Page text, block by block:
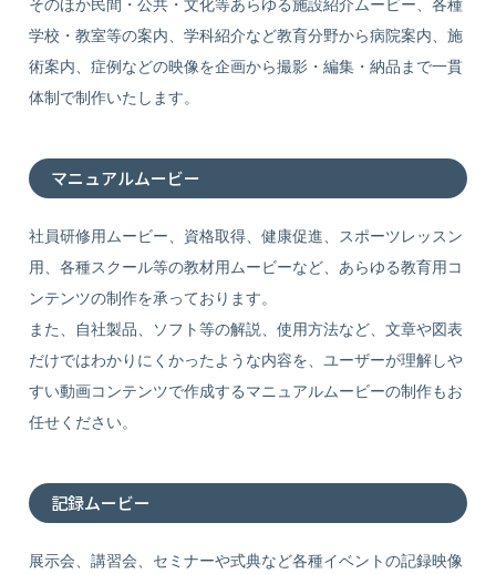
学校・教室等の案内、学科紹介など教育分野から病院案内、施
術案内、症例などの映像を企画から撮影・編集・納品まで一貫
体制で制作いたします。
マニュアルムービー
社員研修用ムービー、資格取得、健康促進、スポーツレッスン
用、各種スクール等の教材用ムービーなど、あらゆる教育用コ
ンテンツの制作を承っております。
また、自社製品、ソフト等の解説、使用方法など、文章や図表
だけではわかりにくかったような内容を、ユーザーが理解しや
すい動画コンテンツで作成するマニュアルムービーの制作もお
任せください。
記録ムービー
展示会、講習会、セミナーや式典など各種イベントの記録映像